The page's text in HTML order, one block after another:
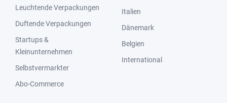
Leuchtende Verpackungen
Duftende Verpackungen
Startups &
Kleinunternehmen
Selbstvermarkter
Abo-Commerce
Italien
Dänemark
Belgien
International